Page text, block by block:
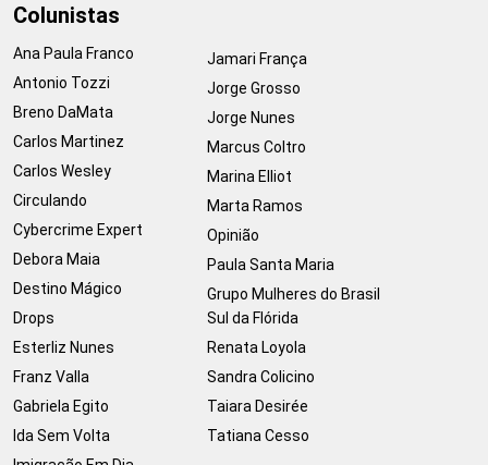
Colunistas
Ana Paula Franco
Antonio Tozzi
Breno DaMata
Carlos Martinez
Carlos Wesley
Circulando
Cybercrime Expert
Debora Maia
Destino Mágico
Drops
Esterliz Nunes
Franz Valla
Gabriela Egito
Ida Sem Volta
Jamari França
Jorge Grosso
Jorge Nunes
Marcus Coltro
Marina Elliot
Marta Ramos
Opinião
Paula Santa Maria
Grupo Mulheres do Brasil
Sul da Flórida
Renata Loyola
Sandra Colicino
Taiara Desirée
Tatiana Cesso